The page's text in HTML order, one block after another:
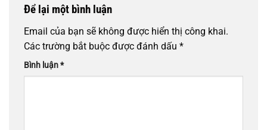
Để lại một bình luận
Email của bạn sẽ không được hiển thị công khai.
Các trường bắt buộc được đánh dấu *
Bình luận*